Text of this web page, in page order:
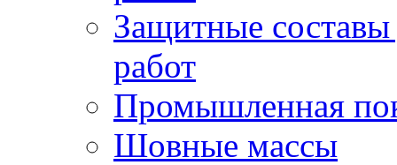
Защитные
работ
Промышленная
Шовные массы